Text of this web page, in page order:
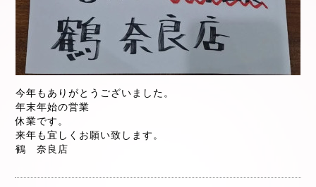
今年もありがとうございました。
年末年始の営業
休業です。
来年も宜しくお願い致します。
鶴 奈良店